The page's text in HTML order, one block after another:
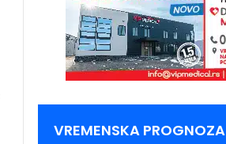
VREMENSKA PROGNOZA